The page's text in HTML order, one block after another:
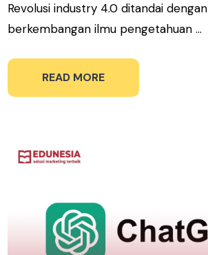
Revolusi industry 4.0 ditandai dengan
berkembangan ilmu pengetahuan ...
READ MORE